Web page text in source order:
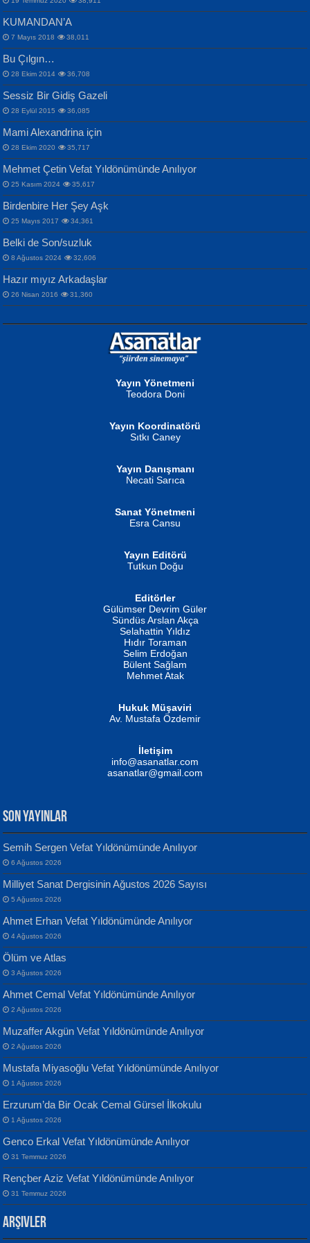
İPEK ACAR SERT
Gazze’nin Şecaati, Ümmetin İmtihanı...
MAHMUT GÜRBÜZ
İbrahim Olmak ve Bitirebilmek...
NURAN KÖSE BAYDAR
İSMAİL OKUTAN
Erkeklerin Kahrolması Ne Demektir
MUSTAFA KELOĞLU
Yarına İz Bırakmak...
ATİLLA ÖZEN
Sultan Olmadan Önce Eyüp...
EKREM KARABABA
Selahattin Yıldız
İdrakimle Üşürken...
Songül Özel
Mahzen...
Ben Deniz Değilim ki...
Evvel Zaman Tanrıçası...
Yılmaz Ekinci
Geceye Söylenen...
Banu Sancak
Defterimden İçeri...
İsmail Aydos
İnkisar...
ERDEM BAYAZIT
Sana, Bana, Vatanıma, Ülkemin
İnsanlarına Dair...
NAZIM HİKMET RAN
Bir Cezaevinde, Tecritteki Adamın
Mektupları...
KUMANDAN’A
7 Mayıs 2018 38,011
Bu Çılgın…
28 Ekim 2014 36,708
Sessiz Bir Gidiş Gazeli
28 Eylül 2015 36,085
Mami Alexandrina için
28 Ekim 2020 35,717
Mehmet Çetin Vefat Yıldönümünde Anılıyor
25 Kasım 2024 35,617
Birdenbire Her Şey Aşk
25 Mayıs 2017 34,361
Belki de Son/suzluk
8 Ağustos 2024 32,606
Hazır mıyız Arkadaşlar
26 Nisan 2016 31,360
Yayın Yönetmeni
Teodora Doni
Yayın Koordinatörü
Sıtkı Caney
Yayın Danışmanı
Necati Sarıca
Sanat Yönetmeni
Esra Cansu
Yayın Editörü
Tutkun Doğu
Editörler
Gülümser Devrim Güler
Sündüs Arslan Akça
Selahattin Yıldız
Hıdır Toraman
Selim Erdoğan
Bülent Sağlam
Mehmet Atak
Hukuk Müşaviri
Av. Mustafa Özdemir
İletişim
info@asanatlar.com
asanatlar@gmail.com
SON YAYINLAR
Semih Sergen Vefat Yıldönümünde Anılıyor
6 Ağustos 2026
Milliyet Sanat Dergisinin Ağustos 2026 Sayısı
5 Ağustos 2026
Ahmet Erhan Vefat Yıldönümünde Anılıyor
4 Ağustos 2026
Ölüm ve Atlas
3 Ağustos 2026
Ahmet Cemal Vefat Yıldönümünde Anılıyor
2 Ağustos 2026
Muzaffer Akgün Vefat Yıldönümünde Anılıyor
2 Ağustos 2026
Mustafa Miyasoğlu Vefat Yıldönümünde Anılıyor
1 Ağustos 2026
Erzurum’da Bir Ocak Cemal Gürsel İlkokulu
1 Ağustos 2026
Genco Erkal Vefat Yıldönümünde Anılıyor
31 Temmuz 2026
Rençber Aziz Vefat Yıldönümünde Anılıyor
31 Temmuz 2026
Arşivler